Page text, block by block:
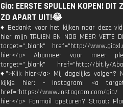
Gio: EERSTE SPULLEN KOPEN! DIT
ZO APART UIT!😂
♦ Bedankt voor het kijken naar deze
hier mijn TRUIEN EN NOG MEER VETTE
target="_blank" href="http://
hier</a> Abonneer voor meer
target="_blank" href="http://bit.ly/
♦">Klik hier</a> Mij dagelijks volgen?
kijkje hier: - Instagram: <a
href="https://www.instagram.com/
hier</a> Fanmail opsturen? Straat: